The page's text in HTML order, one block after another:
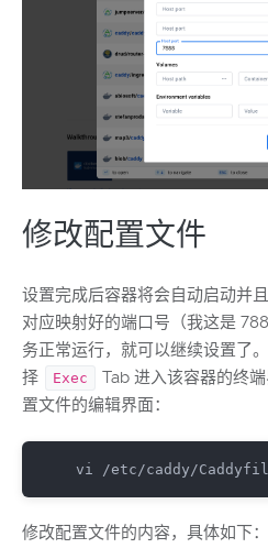
修改配置文件
设置完成后容器将会自动启动并
对应映射好的端口号（我这是
务正常运行，就可以继续设置了
择
Exec
Tab 进入该容器的终
置文件的编辑界面：
vi /etc/caddy/
修改配置文件的内容，具体如下：